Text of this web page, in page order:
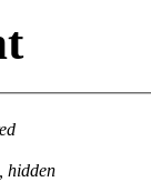
hidden